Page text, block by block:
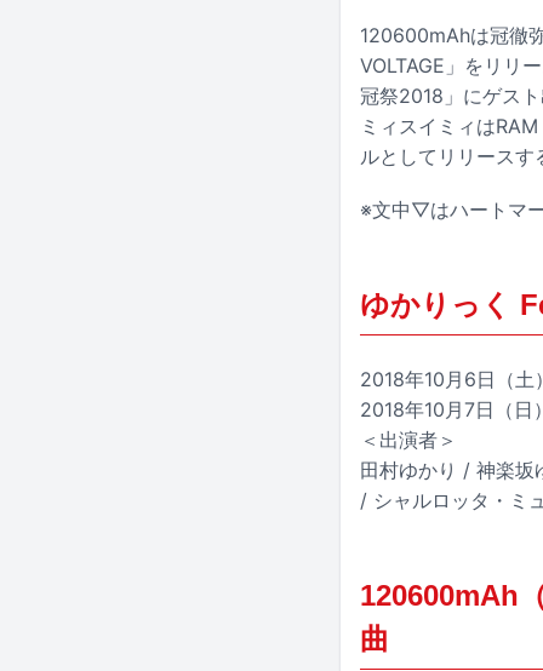
120600mAhは冠徹
VOLTAGE」をリリ
冠祭2018」にゲス
ミィスイミィは
ルとしてリリースす
※文中▽はハートマー
ゆかりっく
2018年10月6日（土
2018年10月7日（日
＜出演者＞
田村ゆかり / 神楽
/ シャルロッタ・ミ
120600mAh
曲